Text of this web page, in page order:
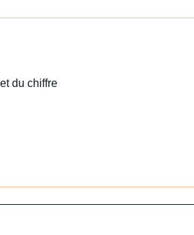
du chiffre